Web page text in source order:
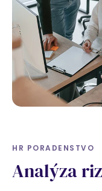
HR PORADENSTVO
Analýza